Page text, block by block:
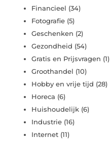
Financieel (34)
Fotografie (5)
Geschenken (2)
Gezondheid (54)
Gratis en Prijsvragen (1)
Groothandel (10)
Hobby en vrije tijd (28)
Horeca (6)
Huishoudelijk (6)
Industrie (16)
Internet (11)